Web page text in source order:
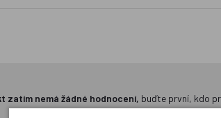
zatím nemá žádné hodnocení, buďte první, kdo